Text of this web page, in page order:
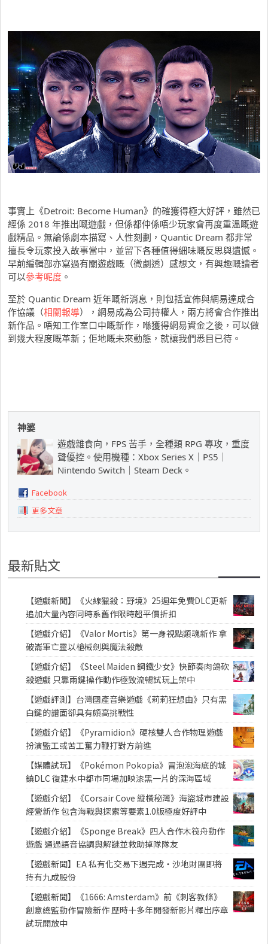
事實上《Detroit: Become Human》的確獲得極大好評，雖然已
經係 2018 年推出嘅遊戲，但係都仲係唔少玩家會再度重溫嘅遊
戲精品。無論係劇本描寫、人性刻劃，Quantic Dream 都非常
擅長令玩家投入故事當中，並留下各種值得細味嘅反思與遺憾。
早前編輯部亦寫過有關遊戲嘅（微劇透）感想文，有興趣嘅讀者
可以參考呢度 。
至於 Quantic Dream 近年嘅新消息，則包括宣佈與網易達成合
作協議（相關報導），網易成為公司持權人，兩方將會合作推出
新作品。唔知工作室口中嘅新作，喺獲得網易資金之後，可以做
到幾大程度嘅革新；佢地嘅未來動態，就讓我們悉目已待。
神婆
遊戲雜食向，FPS 苦手，全種類 RPG 專攻，重度
聲優控。使用機種：Xbox Series X｜PS5｜
Nintendo Switch｜Steam Deck。
Facebook
更多文章
最新貼文
【遊戲新聞】《火線獵殺：野境》25週年免費DLC更新
追加大量內容同時系舊作限時超平價折扣
【遊戲介紹】《Valor Mortis》第一身視點類魂新作 拿
破崙軍亡靈以槍械劍與魔法殺敵
【遊戲介紹】《Steel Maiden 鋼鐵少女》快節奏肉鴿砍
殺遊戲 只靠兩鍵操作動作極致流暢試玩上架中
【遊戲評測】台灣國產音樂遊戲《莉莉狂想曲》只有黑
白鍵的譜面卻具有頗高挑戰性
【遊戲介紹】《Pyramidion》硬核雙人合作物理遊戲
扮演監工或苦工奮力鞭打對方前進
【媒體試玩】《Pokémon Pokopia》冒泡泡海底的城
鎮DLC 復建水中都市同場加映漆黑一片的深海區域
【遊戲介紹】《Corsair Cove 縱橫秘灣》海盜城市建設
經營新作 包含海戰與探索等要素1.0版極度好評中
【遊戲介紹】《Sponge Break》四人合作木筏舟動作
遊戲 通過語音協調與解謎並救助掉隊隊友
【遊戲新聞】EA 私有化交易下週完成・沙地財團即將
持有九成股份
【遊戲新聞】《1666: Amsterdam》前《刺客教條》
創意總監動作冒險新作 歷時十多年開發新影片釋出序章
試玩開放中